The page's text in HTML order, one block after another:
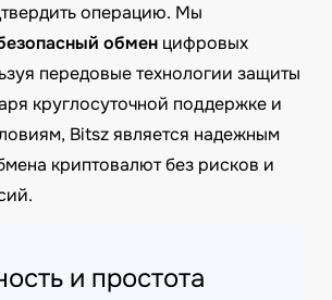
операцию. Мы
обмен цифровых
передовые технологии защиты
круглосуточной поддержке и
Bitsz является надежным
криптовалют без рисков и
и простота